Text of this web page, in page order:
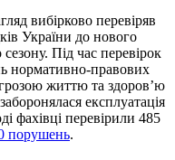
вибірково перевіряв
України до нового
Під час перевірок
нормативно-правових
життю та здоров’ю
експлуатація
фахівці перевірили 485
порушень.